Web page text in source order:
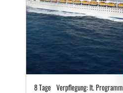
8 Tage Verpflegung: lt. Programm